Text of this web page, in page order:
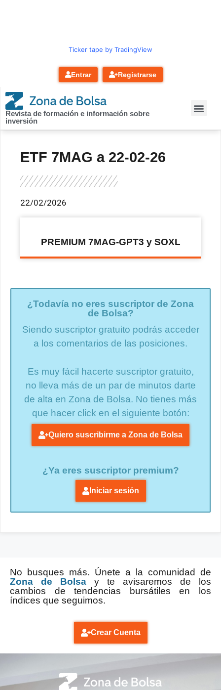
Ticker tape by TradingView
Entrar Registrarse
Revista de formación e información sobre
inversión
ETF 7MAG a 22-02-26
22/02/2026
PREMIUM 7MAG-GPT3 y SOXL
¿Todavía no eres suscriptor de Zona
de Bolsa?
Siendo suscriptor gratuito podrás acceder
a los comentarios de las posiciones.
Es muy fácil hacerte suscriptor gratuito,
no lleva más de un par de minutos darte
de alta en Zona de Bolsa. No tienes más
que hacer click en el siguiente botón:
Quiero suscribirme a Zona de Bolsa
¿Ya eres suscriptor premium?
Iniciar sesión
No busques más. Únete a la comunidad de
Zona de Bolsa y te avisaremos de los
cambios de tendencias bursátiles en los
índices que seguimos.
Crear Cuenta